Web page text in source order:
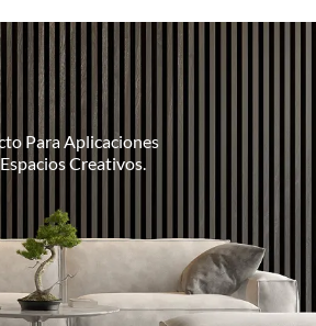
Para Aplicaciones
Creativos.